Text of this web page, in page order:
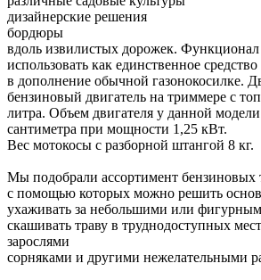
дизайнерские решения
бордюры
вдоль извилистых дорожек. Функционал
использовать как единственное
в дополнение обычной газонокосилке.
бензиновый двигатель на триммере с
литра. Объем двигателя у данной
сантиметра при мощности 1,25 кВт.
Вес мотокосы с разборной штангой 8 кг.
Мы подобрали ассортимент бензиновых
с помощью которых можно решить
ухаживать за небольшими или
скашивать траву в труднодоступных
зарослями
сорняками и другими нежелательными